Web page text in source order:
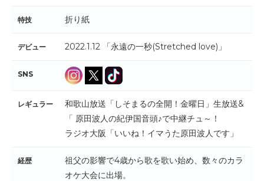
特技 折り紙
デビュー 2022.1.12 「永遠の一秒(Stretched love)」
SNS
レギュラー
和歌山放送「しそまるの全開！金曜日」生放送&
「 原田波人の紀伊国音頭♪で中継チュ～！
ラジオ大阪「いいね！イマうた原田波人です」
経歴
祖父の影響で4歳から歌を歌い始め、数々のカラ
オケ大会に出場。